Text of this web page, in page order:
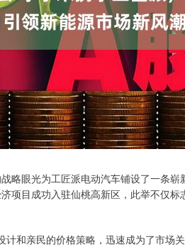
略眼光为工匠派电动汽车铺设了一条
项目成功入驻仙桃高新区，此举不仅标
和亲民的价格策略，迅速成为了市场